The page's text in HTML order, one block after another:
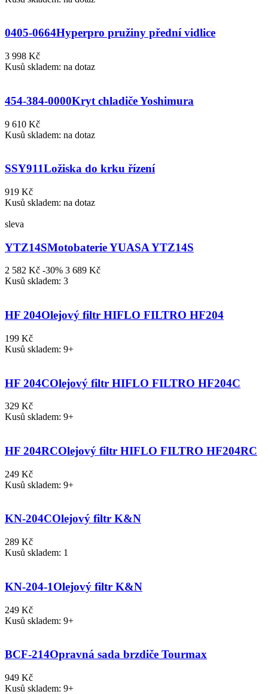
0405-0664Hyperpro pružiny přední vidlice
3 998 Kč
Kusů skladem: na dotaz
454-384-0000Kryt chladiče Yoshimura
9 610 Kč
Kusů skladem: na dotaz
SSY911Ložiska do krku řízení
919 Kč
Kusů skladem: na dotaz
sleva
YTZ14SMotobaterie YUASA YTZ14S
2 582 Kč -30% 3 689 Kč
Kusů skladem: 3
HF 204Olejový filtr HIFLO FILTRO HF204
199 Kč
Kusů skladem: 9+
HF 204COlejový filtr HIFLO FILTRO HF204C
329 Kč
Kusů skladem: 9+
HF 204RCOlejový filtr HIFLO FILTRO HF204RC
249 Kč
Kusů skladem: 9+
KN-204COlejový filtr K&N
289 Kč
Kusů skladem: 1
KN-204-1Olejový filtr K&N
249 Kč
Kusů skladem: 9+
BCF-214Opravná sada brzdiče Tourmax
949 Kč
Kusů skladem: 9+